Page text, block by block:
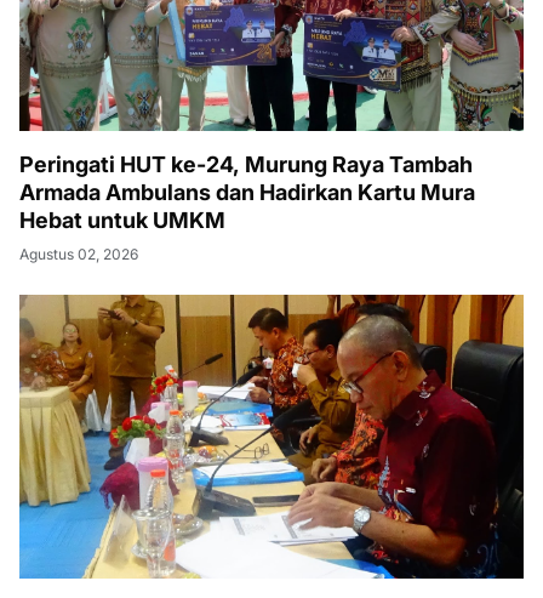
Peringati HUT ke-24, Murung Raya Tambah
Armada Ambulans dan Hadirkan Kartu Mura
Hebat untuk UMKM
Agustus 02, 2026